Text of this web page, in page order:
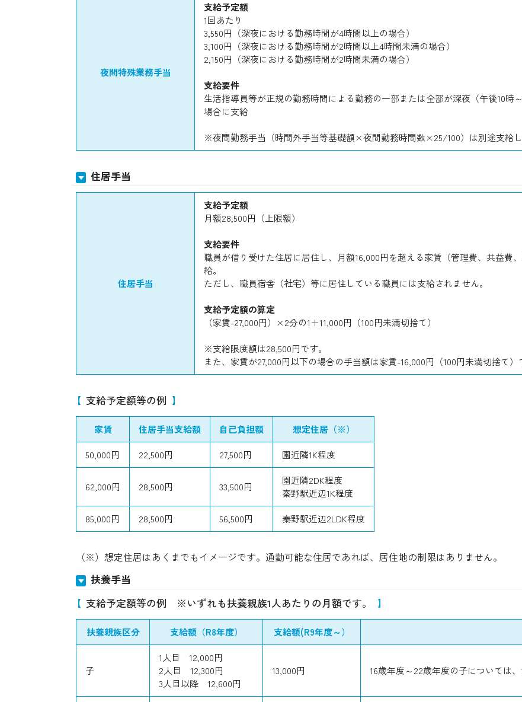
夜間特殊業務手当
支給予定額
1回あたり
3,550円（深夜における勤務時間が4時間以上の場合）
3,100円（深夜における勤務時間が2時間以上4時間未満の場合）
2,150円（深夜における勤務時間が2時間未満の場合）
支給要件
生活指導員等が正規の勤務時間による勤務の一部または全部が深夜（午後10時
場合に支給
※夜間勤務手当（時間外手当等基礎額×夜間勤務時間数×25/100）は別途支給し
住居手当
住居手当
支給予定額
月額28,500円（上限額）
支給要件
職員が借り受けた住居に居住し、月額16,000円を超える家賃（管理費、共益費
給。
ただし、職員宿舎（社宅）等に居住している職員には支給されません。
支給予定額の算定
（家賃-27,000円）×2分の1＋11,000円（100円未満切捨て）
※支給限度額は28,500円です。
また、家賃が27,000円以下の場合の手当額は家賃-16,000円（100円未満切捨て）
支給予定額等の例
家賃 住居手当支給額 自己負担額 想定住居（※）
50,000円 22,500円 27,500円 園近隣1K程度
62,000円 28,500円 33,500円
園近隣2DK程度
秦野駅近辺1K程度
85,000円 28,500円 56,500円 秦野駅近辺2LDK程度
（※）想定住居はあくまでもイメージです。通勤可能な住居であれば、居住地の制限はありません。
扶養手当
支給予定額等の例 ※いずれも扶養親族1人あたりの月額です。
扶養親族区分 支給額（R8年度） 支給額(R9年度～）
子
1人目 12,000円
2人目 12,300円
3人目以降 12,600円
13,000円 16歳年度～22歳年度の子については、